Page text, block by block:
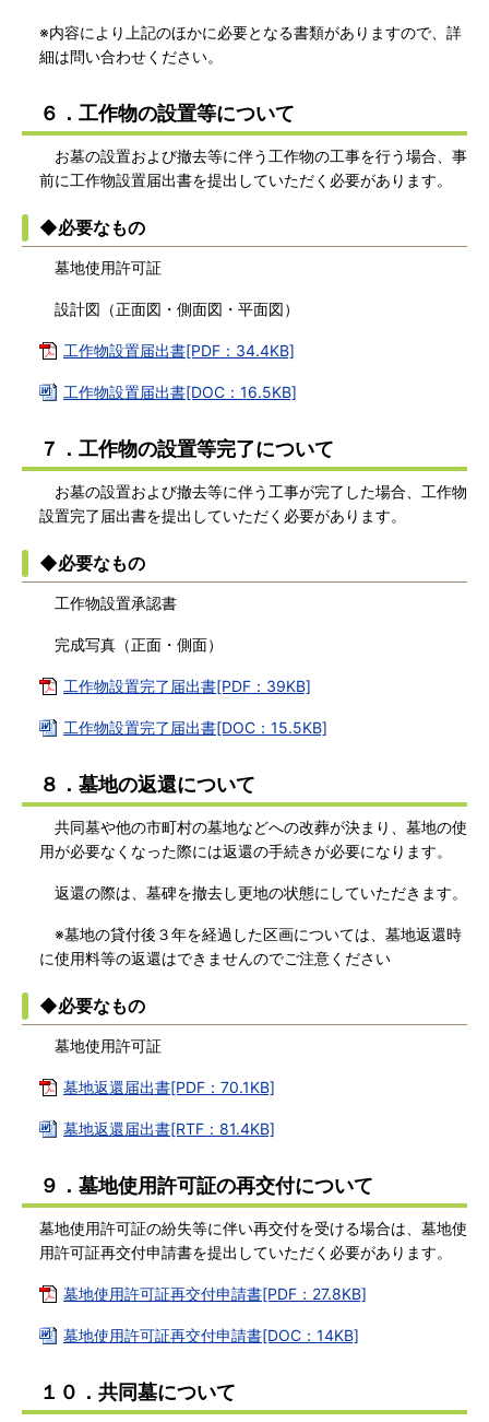
※内容により上記のほかに必要となる書類がありますので、詳
細は問い合わせください。
６．工作物の設置等について
お墓の設置および撤去等に伴う工作物の工事を行う場合、事
前に工作物設置届出書を提出していただく必要があります。
◆必要なもの
墓地使用許可証
設計図（正面図・側面図・平面図）
工作物設置届出書[PDF：34.4KB]
工作物設置届出書[DOC：16.5KB]
７．工作物の設置等完了について
お墓の設置および撤去等に伴う工事が完了した場合、工作物
設置完了届出書を提出していただく必要があります。
◆必要なもの
工作物設置承認書
完成写真（正面・側面）
工作物設置完了届出書[PDF：39KB]
工作物設置完了届出書[DOC：15.5KB]
８．墓地の返還について
共同墓や他の市町村の墓地などへの改葬が決まり、墓地の使
用が必要なくなった際には返還の手続きが必要になります。
返還の際は、墓碑を撤去し更地の状態にしていただきます。
※墓地の貸付後３年を経過した区画については、墓地返還時
に使用料等の返還はできませんのでご注意ください
◆必要なもの
墓地使用許可証
墓地返還届出書[PDF：70.1KB]
墓地返還届出書[RTF：81.4KB]
９．墓地使用許可証の再交付について
墓地使用許可証の紛失等に伴い再交付を受ける場合は、墓地使
用許可証再交付申請書を提出していただく必要があります。
墓地使用許可証再交付申請書[PDF：27.8KB]
墓地使用許可証再交付申請書[DOC：14KB]
１０．共同墓について